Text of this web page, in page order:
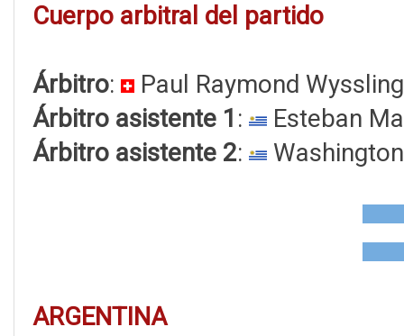
Cuerpo arbitral del partido
Árbitro:
Paul Raymond Wyssling
Árbitro asistente 1 :
Esteban
Árbitro asistente 2:
ARGENTINA